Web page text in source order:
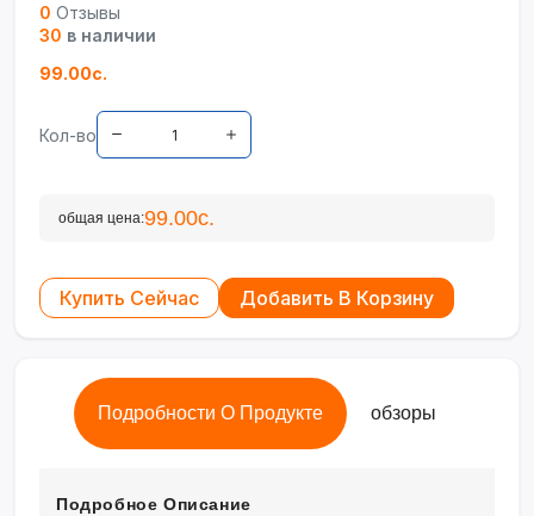
0 Отзывы
30 в наличии
99.00с.
Кол-во
общая цена:99.00с.
Купить Сейчас Добавить В Корзину
Подробности О Продукте обзоры
Подробное Описание